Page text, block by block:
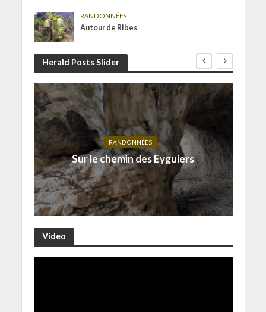
RANDONNÉES
Autour de Ribes
Herald Posts Slider
RANDONNÉES
Sur le chemin des Eyguiers
Video